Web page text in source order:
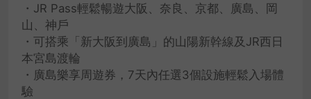
・JR Pass輕鬆暢遊大阪、奈良、京都、廣島、岡
山、神戶
・可搭乘「新大阪到廣島」的山陽新幹線及JR西日
本宮島渡輪
・廣島樂享周遊券，7天內任選3個設施輕鬆入場體
驗